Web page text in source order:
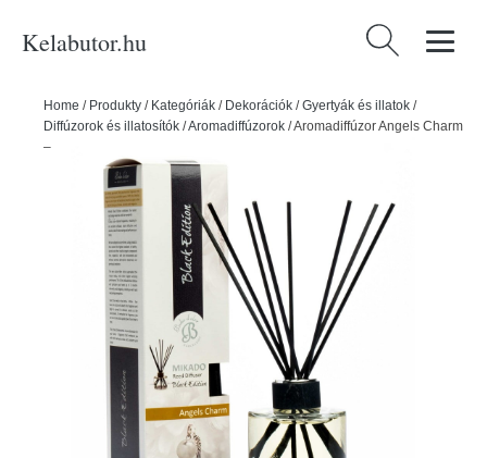
Kelabutor.hu Keresés:
Home / Produkty / Kategóriák / Dekorációk /Gyertyák és illatok /
Diffúzorok és illatosítók /Aromadiffúzorok /Aromadiffúzor Angels Charm
– Boles d'olor